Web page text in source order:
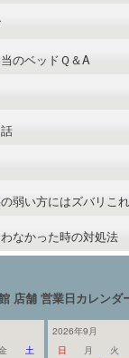
のベッドＱ＆A
弱い方にはズバリこれ
なかった時の対処法
店舗 営業日カレンダ
土
2026年9月
日
月 火